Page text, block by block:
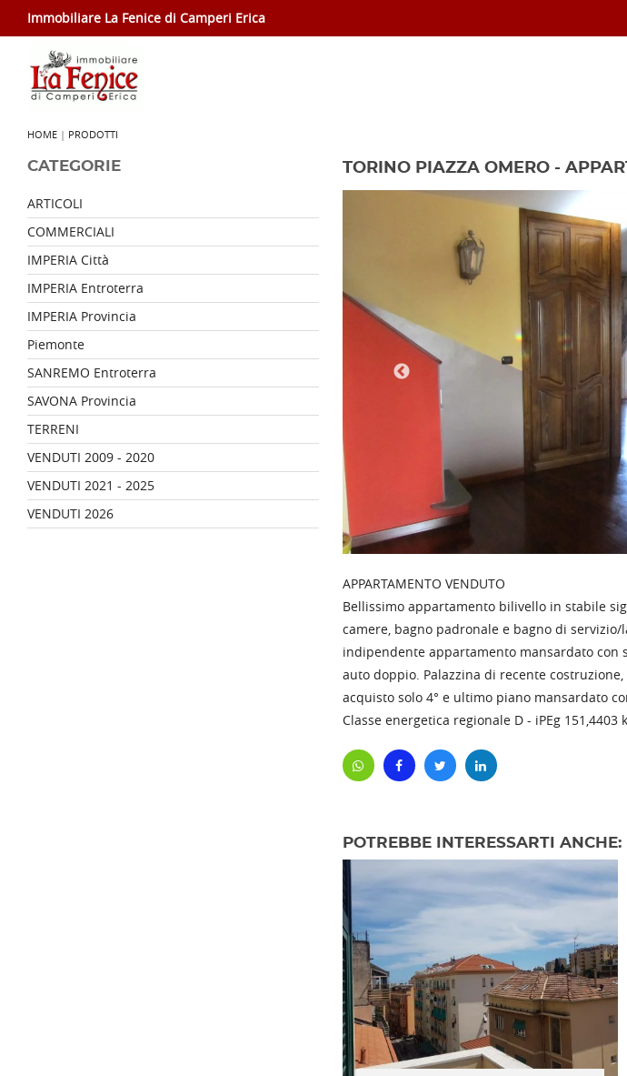
Immobiliare La Fenice di Camperi Erica
HOME | PRODOTTI
CATEGORIE
ARTICOLI
COMMERCIALI
IMPERIA Città
IMPERIA Entroterra
IMPERIA Provincia
Piemonte
SANREMO Entroterra
SAVONA Provincia
TERRENI
VENDUTI 2009 - 2020
VENDUTI 2021 - 2025
VENDUTI 2026
TORINO PIAZZA OMERO -
APPARTAMENTO VENDUTO
Bellissimo appartamento bilivello in stabile
camere, bagno padronale e bagno di
indipendente appartamento mansardato con
auto doppio. Palazzina di recente
acquisto solo 4° e ultimo piano mansardato
Classe energetica regionale D - iPEg 151,4403
POTREBBE INTERESSARTI ANCHE: